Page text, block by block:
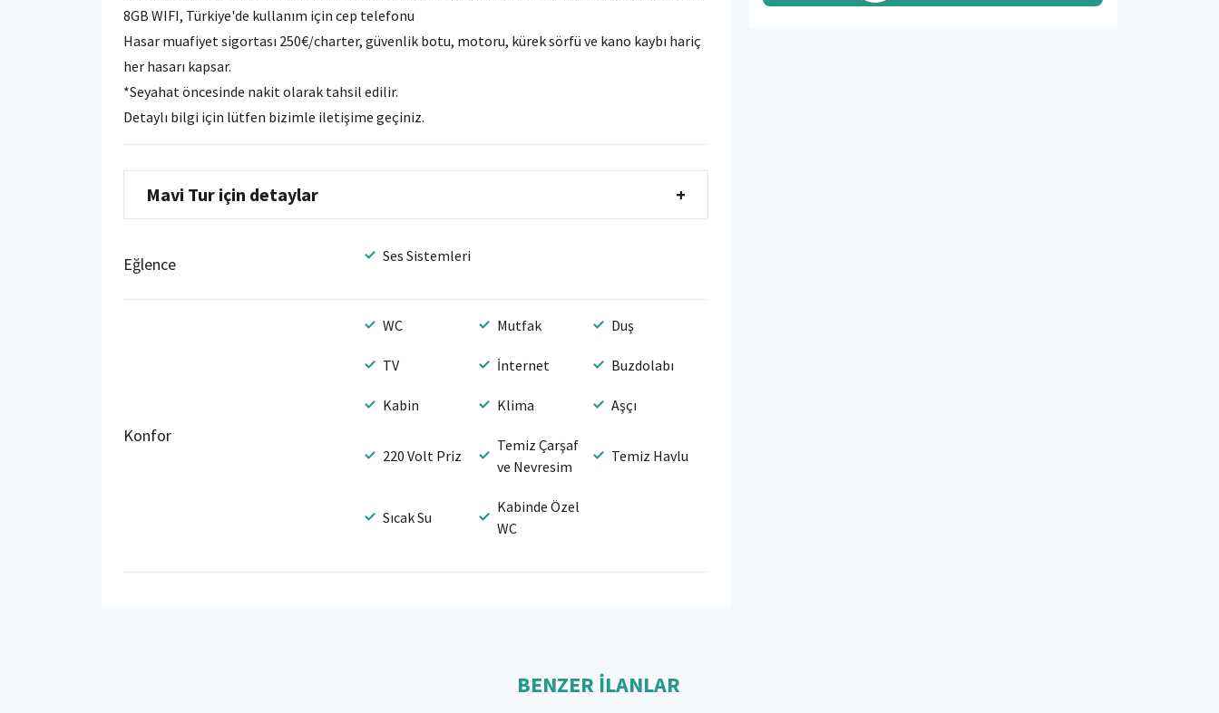
8GB WIFI, Türkiye'de kullanım için cep telefonu
Hasar muafiyet sigortası 250€/charter, güvenlik botu, motoru, kürek sörfü ve kano kaybı hariç
her hasarı kapsar.
*Seyahat öncesinde nakit olarak tahsil edilir.
Detaylı bilgi için lütfen bizimle iletişime geçiniz.
Mavi Tur için detaylar +
Eğlence Ses Sistemleri
Konfor
WC Mutfak Duş
TV İnternet Buzdolabı
Kabin Klima Aşçı
220 Volt Priz
Temiz Çarşaf
ve Nevresim
Temiz Havlu
Sıcak Su
Kabinde Özel
WC
BENZER İLANLAR